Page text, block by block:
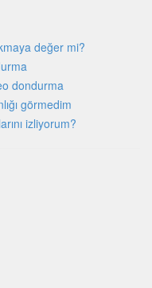
değer mi?
dondurma
görmedim
izliyorum?